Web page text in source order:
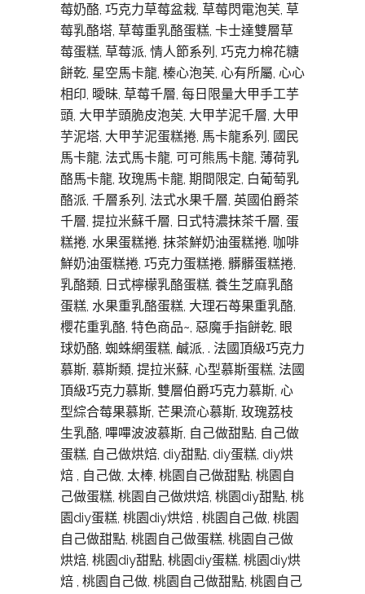
莓奶酪, 巧克力草莓盆栽, 草莓閃電泡芙, 草
莓乳酪塔, 草莓重乳酪蛋糕, 卡士達雙層草
莓蛋糕, 草莓派, 情人節系列, 巧克力棉花糖
餅乾, 星空馬卡龍, 榛心泡芙, 心有所屬, 心心
相印, 曖昧, 草莓千層, 每日限量大甲手工芋
頭, 大甲芋頭脆皮泡芙, 大甲芋泥千層, 大甲
芋泥塔, 大甲芋泥蛋糕捲, 馬卡龍系列, 國民
馬卡龍, 法式馬卡龍, 可可熊馬卡龍, 薄荷乳
酪馬卡龍, 玫瑰馬卡龍, 期間限定, 白葡萄乳
酪派, 千層系列, 法式水果千層, 英國伯爵茶
千層, 提拉米蘇千層, 日式特濃抹茶千層, 蛋
糕捲, 水果蛋糕捲, 抹茶鮮奶油蛋糕捲, 咖啡
鮮奶油蛋糕捲, 巧克力蛋糕捲, 髒髒蛋糕捲,
乳酪類, 日式檸檬乳酪蛋糕, 養生芝麻乳酪
蛋糕, 水果重乳酪蛋糕, 大理石苺果重乳酪,
櫻花重乳酪, 特色商品~, 惡魔手指餅乾, 眼
球奶酪, 蜘蛛網蛋糕, 鹹派, . 法國頂級巧克力
慕斯, 慕斯類, 提拉米蘇, 心型慕斯蛋糕, 法國
頂級巧克力慕斯, 雙層伯爵巧克力慕斯, 心
型綜合莓果慕斯, 芒果流心慕斯, 玫瑰荔枝
生乳酪, 嗶嗶波波慕斯, 自己做甜點, 自己做
蛋糕, 自己做烘焙, diy甜點, diy蛋糕, diy烘
焙 , 自己做, 太棒, 桃園自己做甜點, 桃園自
己做蛋糕, 桃園自己做烘焙, 桃園diy甜點, 桃
園diy蛋糕, 桃園diy烘焙 , 桃園自己做, 桃園
自己做甜點, 桃園自己做蛋糕, 桃園自己做
烘焙, 桃園diy甜點, 桃園diy蛋糕, 桃園diy烘
焙 , 桃園自己做, 桃園自己做甜點, 桃園自己